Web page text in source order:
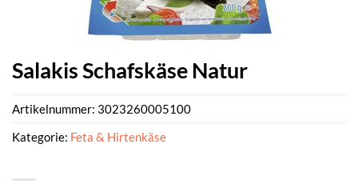
Salakis Schafskäse Natur
Artikelnummer: 3023260005100
Kategorie: Feta & Hirtenkäse